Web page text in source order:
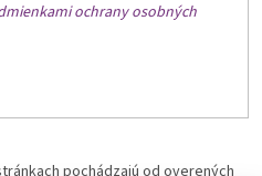
ochrany osobných
pochádzajú od overených